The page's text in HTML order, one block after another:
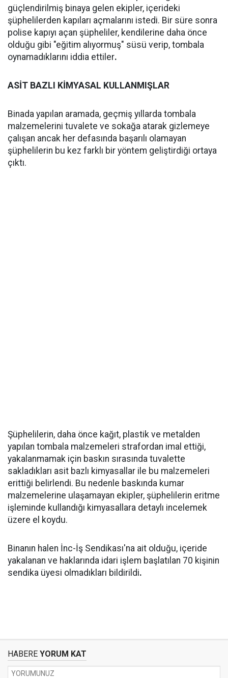
güçlendirilmiş binaya gelen ekipler, içerideki
şüphelilerden kapıları açmalarını istedi. Bir süre sonra
polise kapıyı açan şüpheliler, kendilerine daha önce
olduğu gibi "eğitim alıyormuş" süsü verip, tombala
oynamadıklarını iddia ettiler.
ASİT BAZLI KİMYASAL KULLANMIŞLAR
Binada yapılan aramada, geçmiş yıllarda tombala
malzemelerini tuvalete ve sokağa atarak gizlemeye
çalışan ancak her defasında başarılı olamayan
şüphelilerin bu kez farklı bir yöntem geliştirdiği ortaya
çıktı.
Şüphelilerin, daha önce kağıt, plastik ve metalden
yapılan tombala malzemeleri strafordan imal ettiği,
yakalanmamak için baskın sırasında tuvalette
sakladıkları asit bazlı kimyasallar ile bu malzemeleri
erittiği belirlendi. Bu nedenle baskında kumar
malzemelerine ulaşamayan ekipler, şüphelilerin eritme
işleminde kullandığı kimyasallara detaylı incelemek
üzere el koydu.
Binanın halen İnc-İş Sendikası'na ait olduğu, içeride
yakalanan ve haklarında idari işlem başlatılan 70 kişinin
sendika üyesi olmadıkları bildirildi.
HABERE YORUM KAT